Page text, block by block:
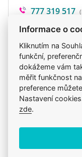
777 319 517
Produkt také
Brit
Krmiva
Pro dospělé
Informace o
Kliknutím na
funkční,
dokážeme vám
měřit funkčnost
preference
Nastavení
zde.